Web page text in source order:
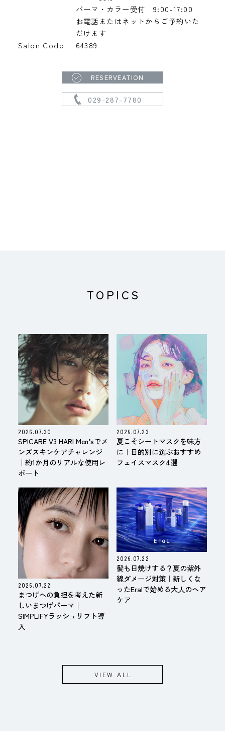
パーマ・カラー受付 9:00-17:00
お電話またはネットからご予約いた
だけます
Salon Code
64389
RESERVEATION
029-287-7780
TOPICS
2026.07.30
SPICARE V3 HARI Men’sでメ
ンズスキンケアチャレンジ
｜約1か月のリアルな使用レ
ポート
2026.07.23
夏こそシートマスクを味方
に｜目的別に選ぶおすすめ
フェイスマスク4選
2026.07.22
まつげへの負担を考えた新
しいまつげパーマ｜
SIMPLIFYラッシュリフト導
入
2026.07.22
髪も日焼けする？夏の紫外
線ダメージ対策｜新しくな
ったEralで始める大人のヘア
ケア
VIEW ALL